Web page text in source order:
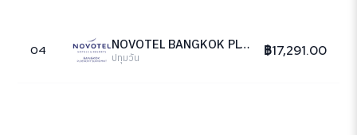
04 NOVOTEL BANGKOK PLOENCHIT SUKHUMVIT
ปทุมวัน ฿17,291.00